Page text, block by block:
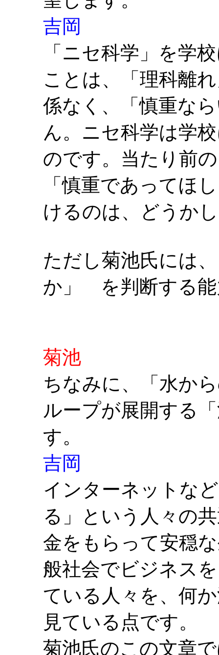
吉岡
「ニセ科学」を学
ことは、「理科離
係なく、「慎重な
ん。ニセ科学は学
のです。当たり前
「慎重であってほ
けるのは、どうか
ただし菊池氏には
か」 を判断する能
菊池
ちなみに、「水か
ループが展開する
す。
吉岡
インターネットな
る」という人々の
金をもらって安穏
般社会でビジネス
ている人々を、何
見ている点です。
菊池氏のこの文章